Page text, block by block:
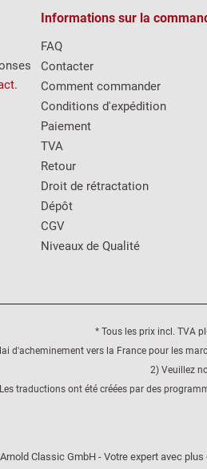
.
Informations sur la
FAQ
Contacter
Comment commander
Conditions d'expédition
Paiement
TVA
Retour
Droit de rétractation
Dépôt
CGV
Niveaux de Qualité
* Tous les prix incl. TVA
d'acheminement vers la France pour les
2) Veuillez
Les traductions ont été créées par des
Classic GmbH - Votre expert avec